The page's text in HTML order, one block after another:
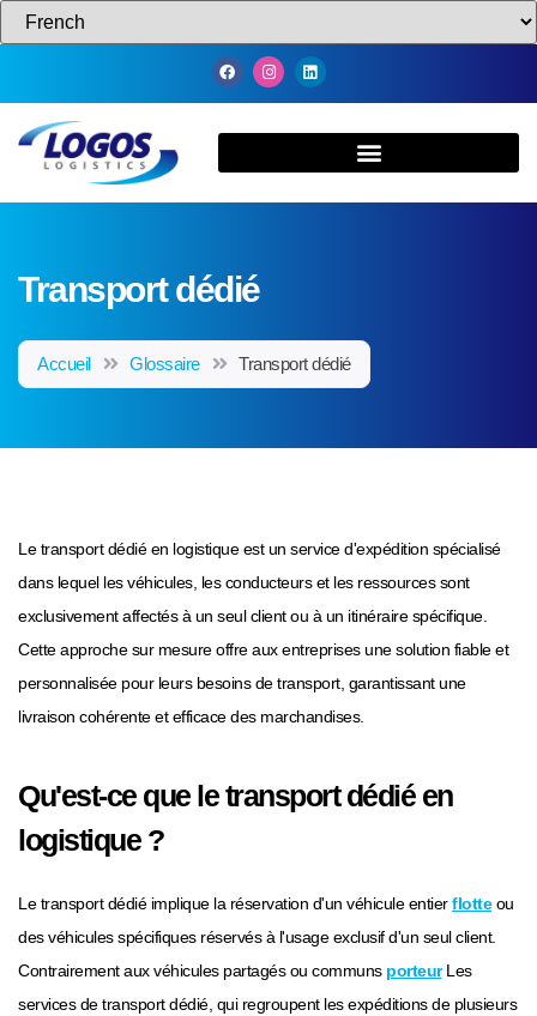
Transport dédié
Accueil Glossaire Transport dédié
Le transport dédié en logistique est un service d'expédition spécialisé
dans lequel les véhicules, les conducteurs et les ressources sont
exclusivement affectés à un seul client ou à un itinéraire spécifique.
Cette approche sur mesure offre aux entreprises une solution fiable et
personnalisée pour leurs besoins de transport, garantissant une
livraison cohérente et efficace des marchandises.
Qu'est-ce que le transport dédié en
logistique ?
Le transport dédié implique la réservation d'un véhicule entierflotteou
des véhicules spécifiques réservés à l'usage exclusif d'un seul client.
Contrairement aux véhicules partagés ou communs porteurLes
services de transport dédié, qui regroupent les expéditions de plusieurs